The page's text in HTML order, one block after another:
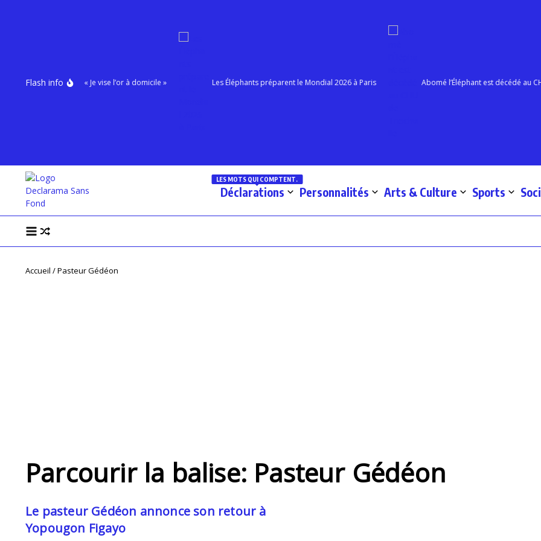
Flash info
Océane TAHÉ : « Je vise l’or à domicile » Les Éléphants préparent le Mondial 2026 à Paris Abomé l’Éléphant est décédé au CHU
Déclarations
LES MOTS QUI COMPTENT.
Personnalités Arts & Culture Sports
Accueil /Pasteur Gédéon
Parcourir la balise: Pasteur Gédéon
Le pasteur Gédéon annonce son retour à
Yopougon Figayo